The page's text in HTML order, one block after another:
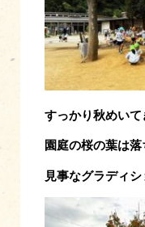
すっかり秋めい
園庭の桜の葉は
見事なグラディ